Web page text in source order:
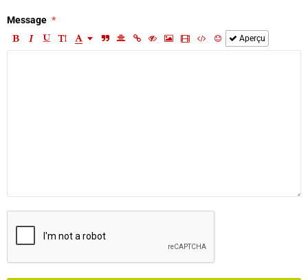
Message
Aperçu